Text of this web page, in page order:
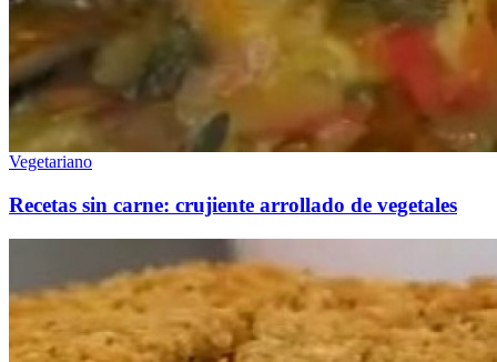
Vegetariano
Recetas sin carne: crujiente arrollado de vegetales